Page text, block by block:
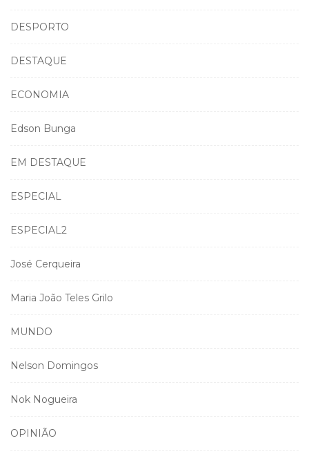
DESPORTO
DESTAQUE
ECONOMIA
Edson Bunga
EM DESTAQUE
ESPECIAL
ESPECIAL2
José Cerqueira
Maria João Teles Grilo
MUNDO
Nelson Domingos
Nok Nogueira
OPINIÃO